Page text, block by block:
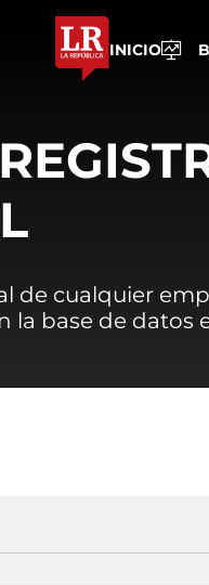
INICIO
de cualquier
la base de